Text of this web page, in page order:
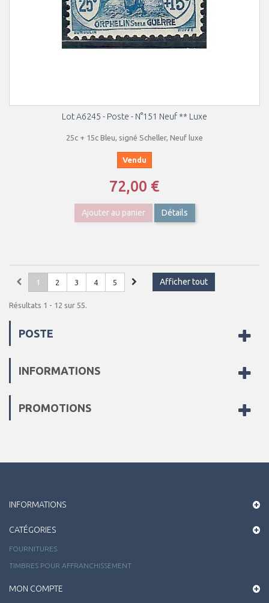
Lot A6245 - Poste - N°151 Neuf ** Luxe
25c + 15c Bleu, signé Scheller, Neuf luxe
Vendu
72,00 €
Ajouter au panier Détails
Afficher tout
1 2 3 4 5
Résultats 1 - 12 sur 55.
POSTE
INFORMATIONS
PROMOTIONS
INFORMATIONS
CATÉGORIES
FOURNITURES
TIMBRES POUR AFFRANCHISSEMENT
MON COMPTE